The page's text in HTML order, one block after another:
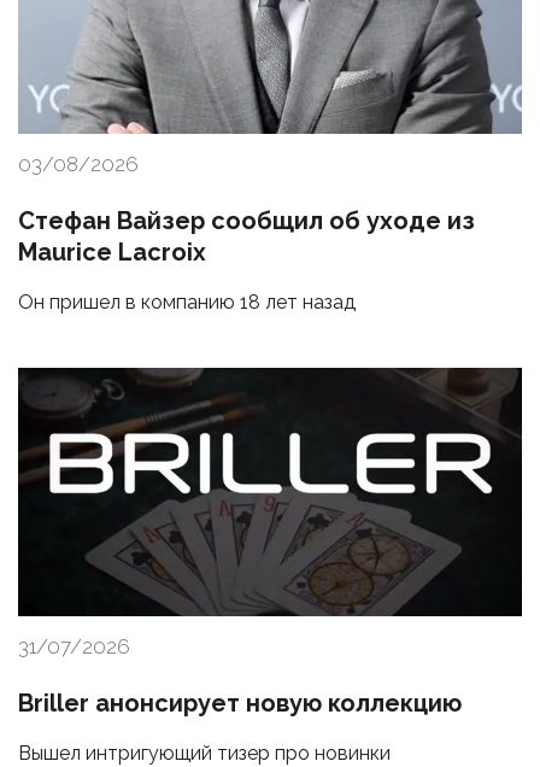
03/08/2026
Стефан Вайзер сообщил об уходе из
Maurice Lacroix
Он пришел в компанию 18 лет назад
31/07/2026
Briller анонсирует новую коллекцию
Вышел интригующий тизер про новинки